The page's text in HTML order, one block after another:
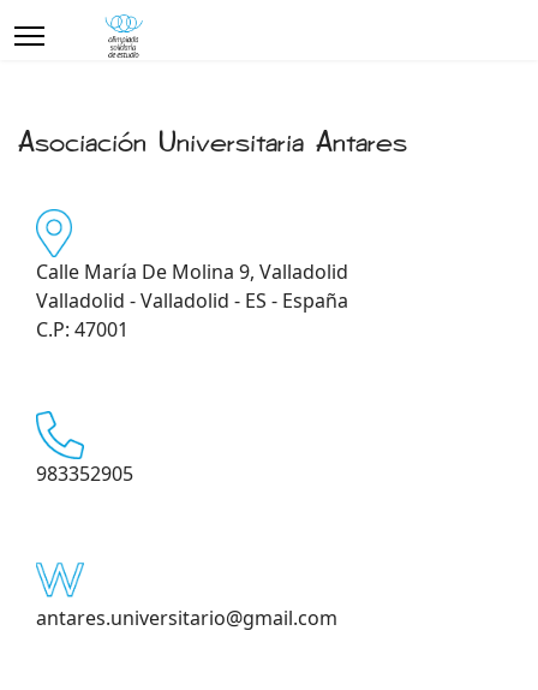
Asociación Universitaria Antares
Calle María De Molina 9, Valladolid
Valladolid - Valladolid - ES - España
C.P: 47001
983352905
antares.universitario@gmail.com